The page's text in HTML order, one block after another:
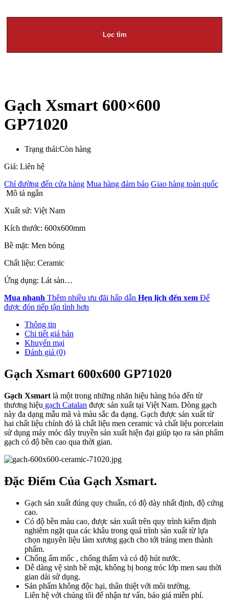
Lọc tìm
Gạch Xsmart 600×600
GP71020
Trạng thái:Còn hàng
Giá: Liên hệ
Chỉ đường đến cửa hàng Mua hàng đảm bảo Giao hàng toàn quốc
Mô tả ngắn
Xuất sứ: Việt Nam
Kích thước: 600x600mm
Bề mặt: Men bóng
Chất liệu: Ceramic
Ứng dụng: Lát sàn…
Mua nhanh Thêm nhiều ưu đãi hấp dẫn Hẹn lịch đến xem Để
được đón tiếp tận tình hơn
Thông tin
Chi tiết giá bán
Khuyến mại
Đánh giá (0)
Gạch Xsmart 600x600 GP71020
Gạch Xsmart là một trong những nhãn hiệu hàng hóa đến từ
thương hiệu gạch Catalan được sản xuất tại Việt Nam. Dòng gạch
này đa dạng mẫu mã và màu sắc đa dạng. Gạch được sản xuất từ
hai chất liệu chính đó là chất liệu men ceramic và chất liệu porcelain
sử dụng máy móc dây truyền sản xuất hiện đại giúp tạo ra sản phẩm
gạch có độ bền cao qua thời gian.
Đặc Điểm Của Gạch Xsmart.
Gạch sản xuất đúng quy chuẩn, có độ dày nhất định, độ cứng
cao.
Có độ bền màu cao, được sản xuất trên quy trình kiểm định
nghiêm ngặt qua các khâu trong quá trình sản xuất từ lựa
chọn nguyên liệu làm xương gạch cho tới tráng men thành
phẩm.
Chống ẩm mốc , chống thấm và có độ hút nước.
Dễ dàng vệ sinh bề mặt, không bị bong tróc lớp men sau thời
gian dài sử dụng.
Sản phẩm không độc hại, thân thiệt với môi trường.
Liên hệ với chúng tôi để nhận tư vấn, báo giá miễn phí.